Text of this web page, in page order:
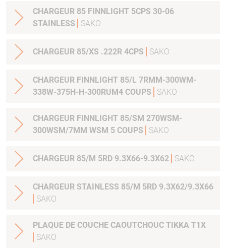
CHARGEUR 85 FINNLIGHT 5CPS 30-06
STAINLESS
SAKO
CHARGEUR 85/XS .222R 4CPS SAKO
CHARGEUR FINNLIGHT 85/L 7RMM-300WM-
338W-375H-H-300RUM4 COUPS
SAKO
CHARGEUR FINNLIGHT 85/SM 270WSM-
300WSM/7MM WSM 5 COUPS
SAKO
CHARGEUR 85/M 5RD 9.3X66-9.3X62 SAKO
CHARGEUR STAINLESS 85/M 5RD 9.3X62/9.3X66
SAKO
PLAQUE DE COUCHE CAOUTCHOUC TIKKA T1X
SAKO